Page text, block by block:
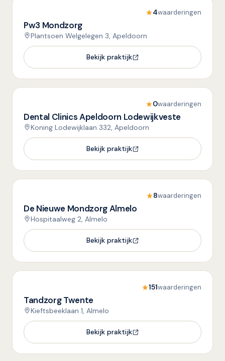
4waarderingen
Pw3 Mondzorg
Plantsoen Welgelegen 3, Apeldoorn
Bekijk praktijk
0waarderingen
Dental Clinics Apeldoorn Lodewijkveste
Koning Lodewijklaan 332, Apeldoorn
Bekijk praktijk
8waarderingen
De Nieuwe Mondzorg Almelo
Hospitaalweg 2, Almelo
Bekijk praktijk
151waarderingen
Tandzorg Twente
Kieftsbeeklaan 1, Almelo
Bekijk praktijk